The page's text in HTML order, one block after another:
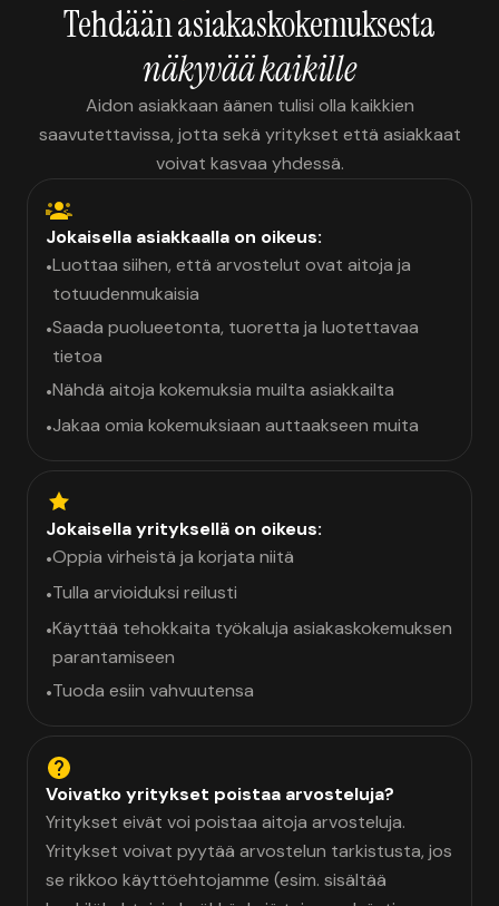
Tehdään asiakaskokemuksesta
näkyvää kaikille
Aidon asiakkaan äänen tulisi olla kaikkien
saavutettavissa, jotta sekä yritykset että asiakkaat
voivat kasvaa yhdessä.
Jokaisella asiakkaalla on oikeus:
•Luottaa siihen, että arvostelut ovat aitoja ja
totuudenmukaisia
•Saada puolueetonta, tuoretta ja luotettavaa
tietoa
•Nähdä aitoja kokemuksia muilta asiakkailta
•Jakaa omia kokemuksiaan auttaakseen muita
Jokaisella yrityksellä on oikeus:
•Oppia virheistä ja korjata niitä
•Tulla arvioiduksi reilusti
•Käyttää tehokkaita työkaluja asiakaskokemuksen
parantamiseen
•Tuoda esiin vahvuutensa
Voivatko yritykset poistaa arvosteluja?
Yritykset eivät voi poistaa aitoja arvosteluja.
Yritykset voivat pyytää arvostelun tarkistusta, jos
se rikkoo käyttöehtojamme (esim. sisältää